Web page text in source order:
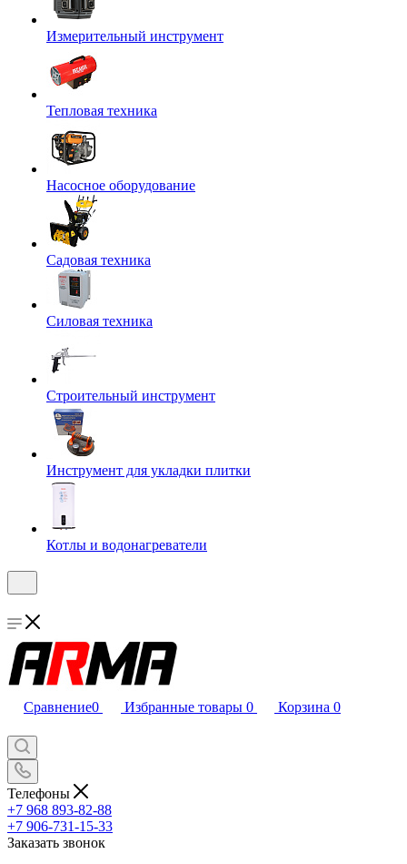
Измерительный инструмент
Тепловая техника
Насосное оборудование
Садовая техника
Силовая техника
Строительный инструмент
Инструмент для укладки плитки
Котлы и водонагреватели
Сравнение0 Избранные товары 0 Корзина 0
Телефоны
+7 968 893-82-88
+7 906-731-15-33
Заказать звонок